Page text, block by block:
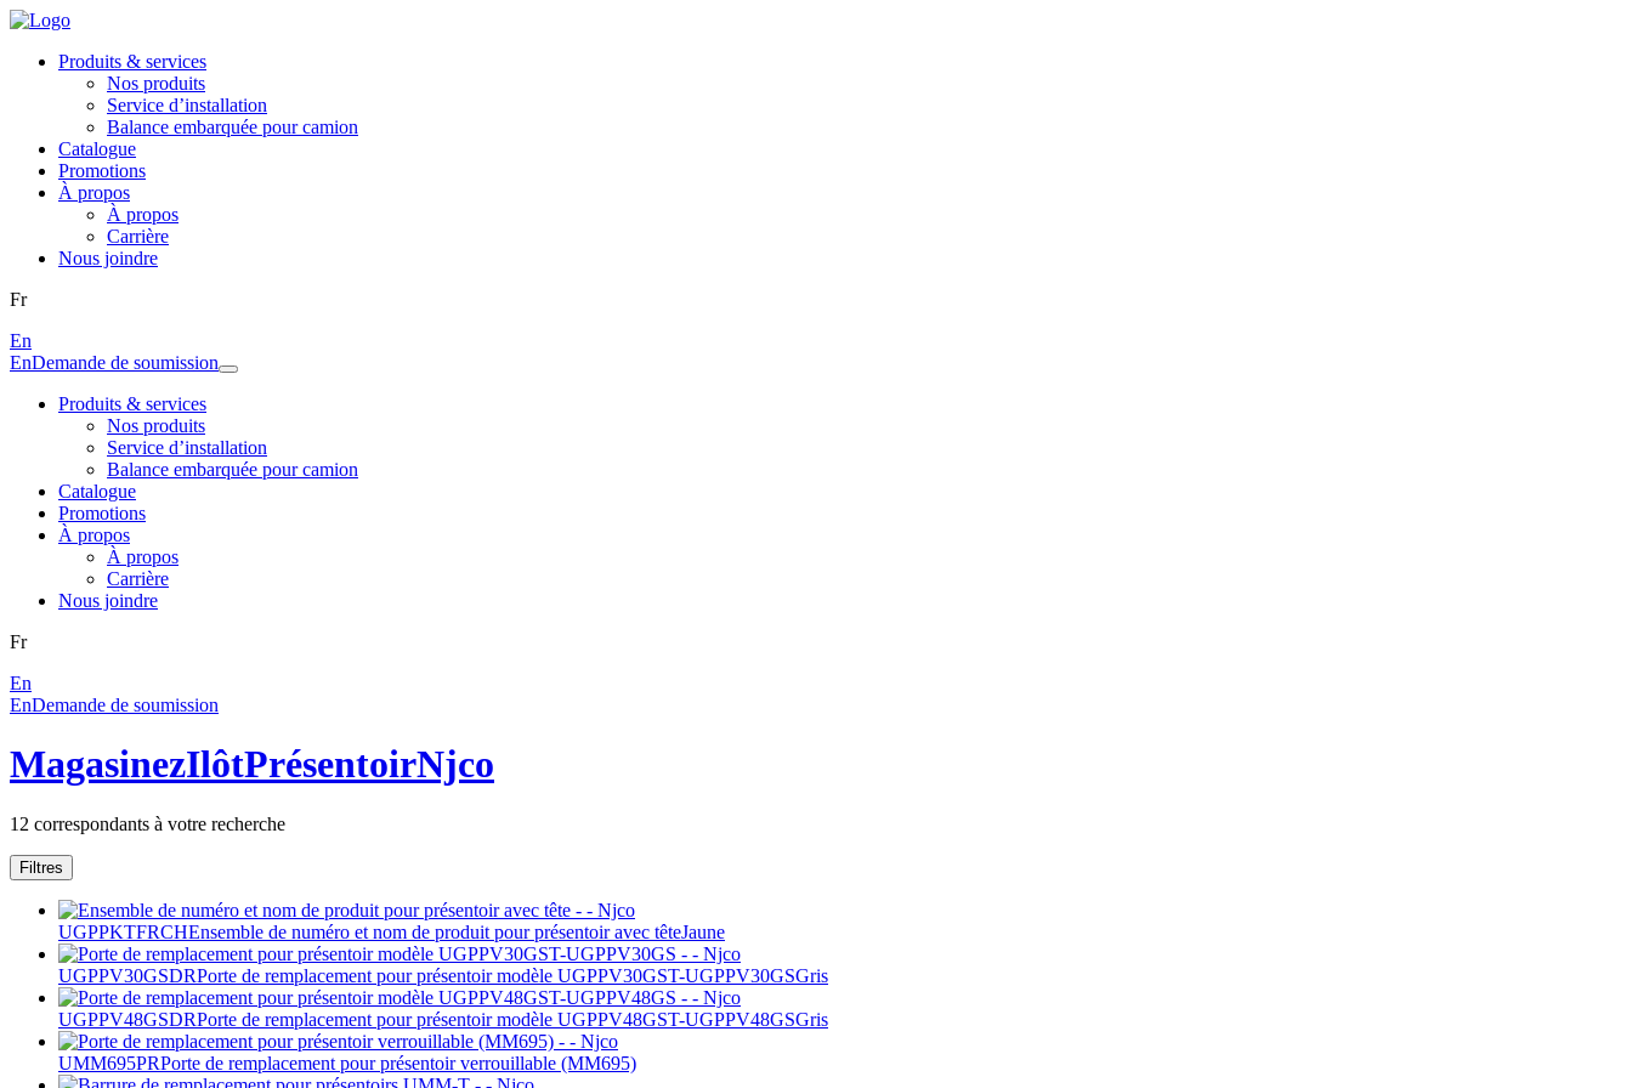
Produits & services
Nos produits
Service d’installation
Balance embarquée pour camion
Catalogue
Promotions
À propos
À propos
Carrière
Nous joindre
Fr
En
EnDemande de soumission
Produits & services
Nos produits
Service d’installation
Balance embarquée pour camion
Catalogue
Promotions
À propos
À propos
Carrière
Nous joindre
Fr
En
EnDemande de soumission
MagasinezIlôtPrésentoirNjco
12 correspondants à votre recherche
Filtres
UGPPKTFRCHEnsemble de numéro et nom de produit pour présentoir avec têteJaune
UGPPV30GSDRPorte de remplacement pour présentoir modèle UGPPV30GST-UGPPV30GSGris
UGPPV48GSDRPorte de remplacement pour présentoir modèle UGPPV48GST-UGPPV48GSGris
UMM695PRPorte de remplacement pour présentoir verrouillable (MM695)